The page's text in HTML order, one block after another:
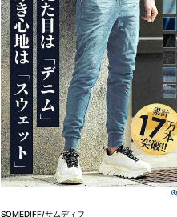
SOMEDIFF/サムディフ